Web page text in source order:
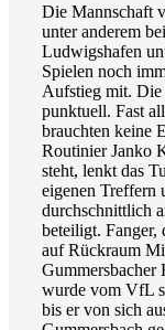
Die Mannschaft
unter anderem
Ludwigshafen
Spielen noch
Aufstieg mit. Die
punktuell. Fast
brauchten keine
Routinier Janko
steht, lenkt das
eigenen Treffern
durchschnittlich
beteiligt. Fanger,
auf Rückraum
Gummersbacher
wurde vom VfL
bis er von sich